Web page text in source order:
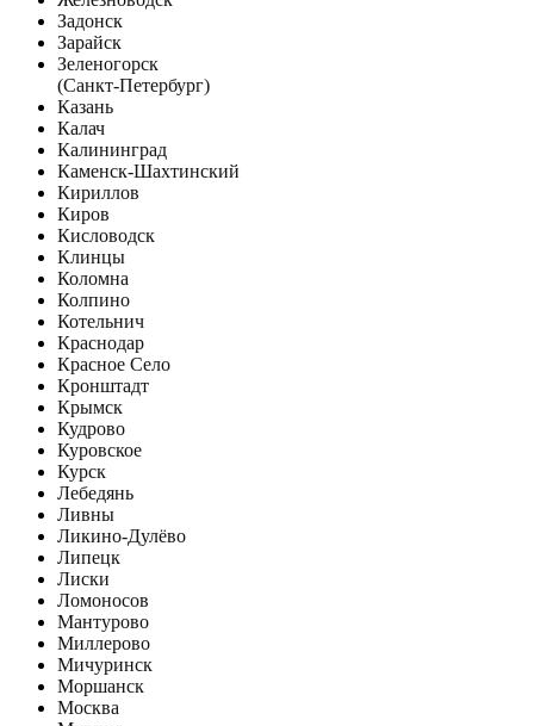
Задонск
Зарайск
Зеленогорск
(Санкт-Петербург)
Казань
Калач
Калининград
Каменск-Шахтинский
Кириллов
Киров
Кисловодск
Клинцы
Коломна
Колпино
Котельнич
Краснодар
Красное Село
Кронштадт
Крымск
Кудрово
Куровское
Курск
Лебедянь
Ливны
Ликино-Дулёво
Липецк
Лиски
Ломоносов
Мантурово
Миллерово
Мичуринск
Моршанск
Москва